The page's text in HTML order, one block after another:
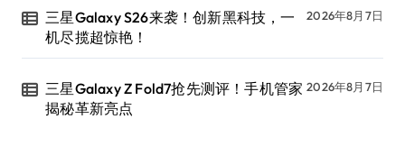
三星Galaxy S26来袭！创新黑科技，一
机尽揽超惊艳！
2026年8月7日
三星Galaxy Z Fold7抢先测评！手机管家
揭秘革新亮点
2026年8月7日